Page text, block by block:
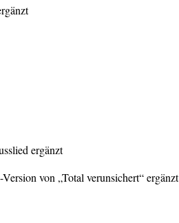
ergänzt
von „Total verunsichert“ ergänzt